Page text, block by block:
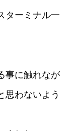
ターミナル一
事に触れなが
思わないよう